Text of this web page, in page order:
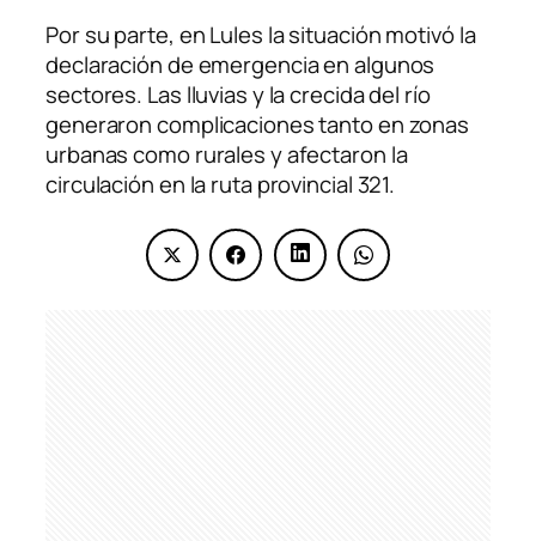
Por su parte, en Lules la situación motivó la
declaración de emergencia en algunos
sectores. Las lluvias y la crecida del río
generaron complicaciones tanto en zonas
urbanas como rurales y afectaron la
circulación en la ruta provincial 321.